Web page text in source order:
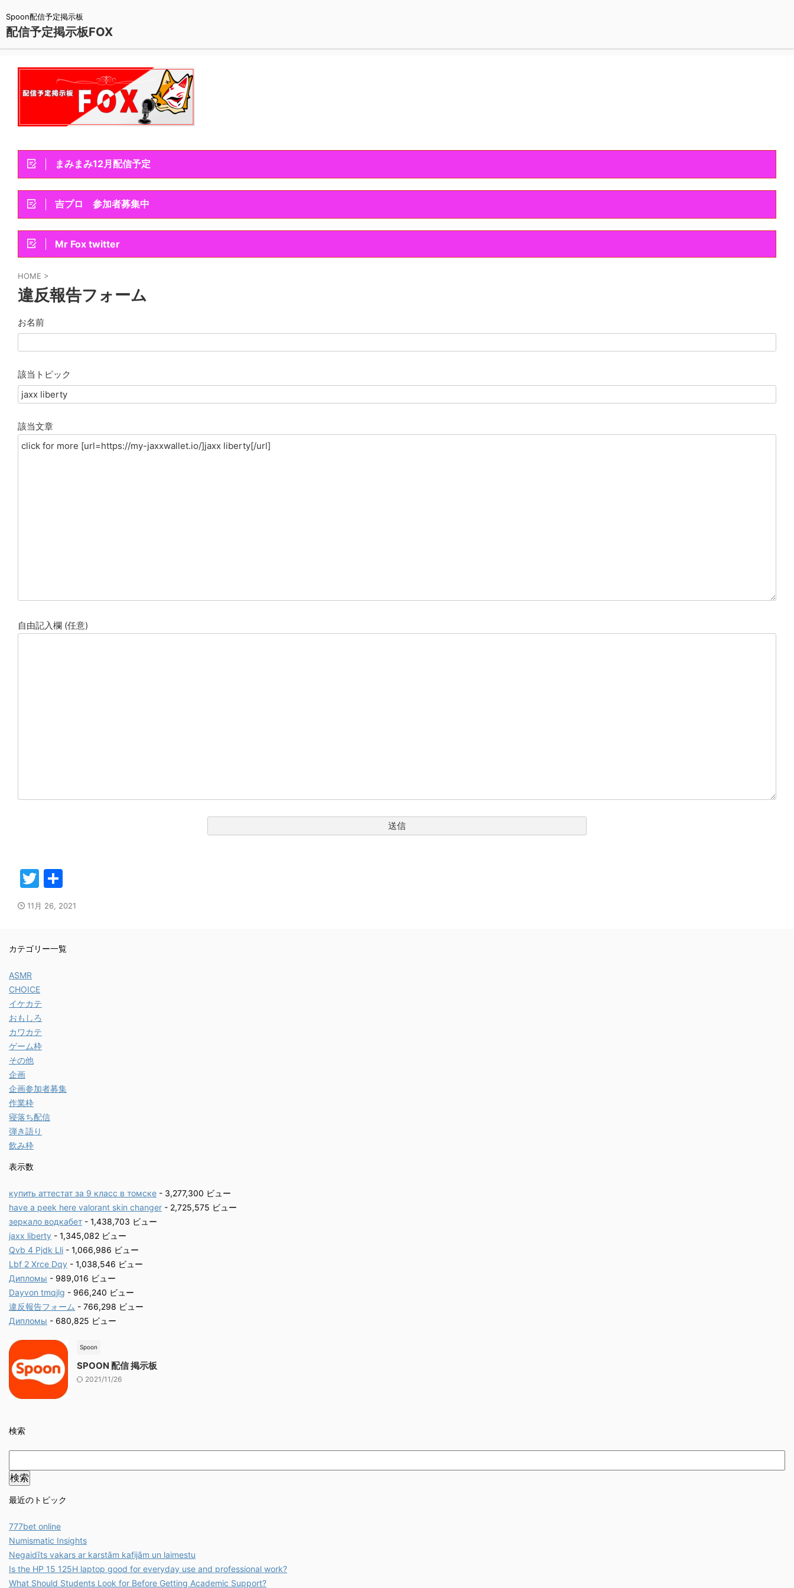
Spoon配信予定掲示板
配信予定掲示板FOX
まみまみ12月配信予定
吉プロ 参加者募集中
Mr Fox twitter
HOME >
違反報告フォーム
お名前
該当トピック
該当文章
自由記入欄 (任意)
T
w
itt
有
11月 26, 2021
カテゴリー一覧
ASMR
CHOICE
イケカテ
おもしろ
カワカテ
ゲーム枠
その他
企画
企画参加者募集
作業枠
寝落ち配信
弾き語り
飲み枠
表示数
купить аттестат за 9 класс в томске - 3,277,300 ビュー
have a peek here valorant skin changer - 2,725,575 ビュー
зеркало водкабет - 1,438,703 ビュー
jaxx liberty - 1,345,082 ビュー
Qvb 4 Pjdk Lli - 1,066,986 ビュー
Lbf 2 Xrce Dqy - 1,038,546 ビュー
Дипломы - 989,016 ビュー
Dayvon tmqjlg - 966,240 ビュー
違反報告フォーム - 766,298 ビュー
Дипломы - 680,825 ビュー
Spoon
SPOON 配信 掲示板
2021/11/26
検索
最近のトピック
777bet online
Numismatic Insights
Negaidīts vakars ar karstām kafijām un laimestu
Is the HP 15 125H laptop good for everyday use and professional work?
What Should Students Look for Before Getting Academic Support?